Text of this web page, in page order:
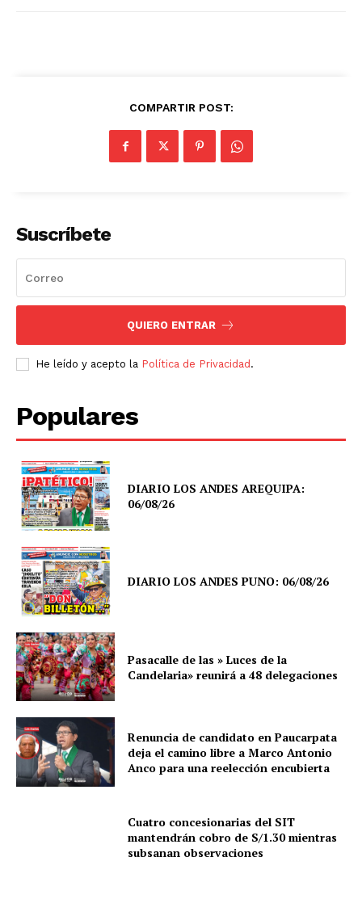
COMPARTIR POST:
Suscríbete
QUIERO ENTRAR
He leído y acepto la Política de Privacidad .
Populares
DIARIO LOS ANDES AREQUIPA:
06/08/26
DIARIO LOS ANDES PUNO: 06/08/26
Pasacalle de las » Luces de la
Candelaria» reunirá a 48 delegaciones
Renuncia de candidato en Paucarpata
deja el camino libre a Marco Antonio
Anco para una reelección encubierta
Cuatro concesionarias del SIT
mantendrán cobro de S/1.30 mientras
subsanan observaciones